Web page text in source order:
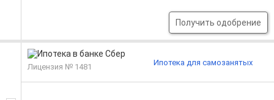
Получить одобрение
Лицензия № 1481 Ипотека для самозанятых